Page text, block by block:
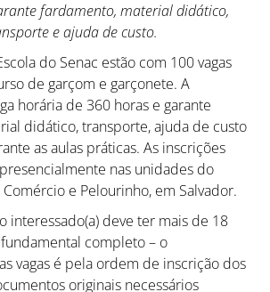
fardamento, material didático,
e ajuda de custo.
do Senac estão com 100 vagas
de garçom e garçonete. A
horária de 360 horas e garante
didático, transporte, ajuda de custo
as aulas práticas. As inscrições
nas unidades do
Comércio e Pelourinho, em Salvador.
interessado(a) deve ter mais de 18
completo – o
vagas é pela ordem de inscrição dos
originais necessários